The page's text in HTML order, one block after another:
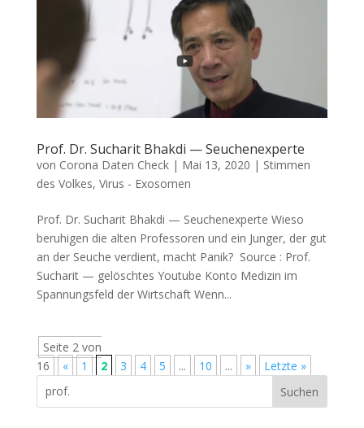
Prof. Dr. Sucharit Bhakdi — Seuchenexperte
von Corona Daten Check| Mai 13, 2020 | Stimmen
des Volkes, Virus - Exosomen
Prof. Dr. Sucharit Bhakdi — Seuchenexperte Wie­so
beru­hi­gen die alten Pro­fes­so­ren und ein Jun­ger, der gut
an der Seu­che ver­dient, macht Panik? Source : Prof.
Sucha­rit — gelösch­tes You­tube Konto Medi­zin im
Span­nungs­feld der Wirtschaft Wenn...
Seite 2 von
16
« 1 2 3 4 5 ... 10 ... » Letzte »